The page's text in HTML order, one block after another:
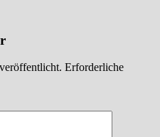
Erforderliche